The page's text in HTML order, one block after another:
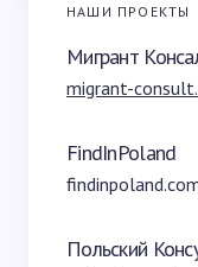
НАШИ ПРОЕКТЫ
Мигрант
migrant-
FindInPoland
Польский